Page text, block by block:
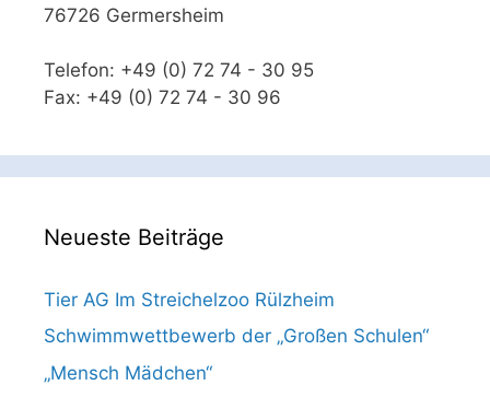
76726 Germersheim
Telefon: +49 (0) 72 74 - 30 95
Fax: +49 (0) 72 74 - 30 96
Neueste Beiträge
Tier AG Im Streichelzoo Rülzheim
Schwimmwettbewerb der „Großen Schulen“
„Mensch Mädchen“